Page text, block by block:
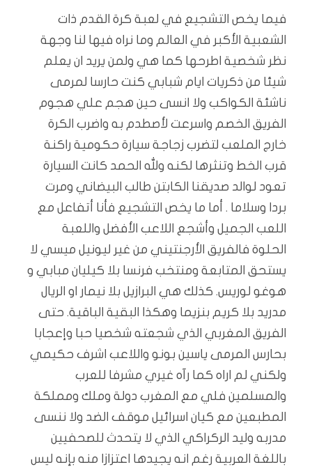
فيما يخص التشجيع في لعبة كرة القدم ذات
الشعبية الأكبر في العالم وما نراه فيها لنا وجهة
نظر شخصية اطرحها كما هي ولمن يريد ان يعلم
شيئا من ذكريات ايام شبابي كنت حارسا لمرمى
ناشئة الكواكب ولا انسى حين هجم علي هجوم
الفريق الخصم واسرعت لأصطدم به واضرب الكرة
خارج الملعب لتضرب زجاجة سيارة حكومية راكنة
قرب الخط وتنثرها لكنه ولله الحمد كانت السيارة
تعود لوالد صديقنا الكابتن طالب البيضاني ومرت
بردا وسلاما . أما ما يخص التشجيع فأنا أتفاعل مع
اللعب الجميل وأشجع اللاعب الأفضل واللعبة
الحلوة فالفريق الأرجنتيني من غير ليونيل ميسي لا
يستحق المتابعة ومنتخب فرنسا بلا كيليان مبابي و
هوغو لوريس. كذلك هي البرازيل بلا نيمار او الريال
مدريد بلا كريم بنزيما وهكذا البقية الباقية. حتى
الفريق المغربي الذي شجعته شخصيا حبا وإعجابا
بحارس المرمى ياسين بونو واللاعب اشرف حكيمي
ولكني لم اراه كما رآه غيري مشرفا للعرب
والمسلمين فلي مع المغرب دولة وملك ومملكة
المطبعين مع كيان اسرائيل موقف الضد ولا ننسى
مدربه وليد الركراكي الذي لا يتحدث للصحفيين
باللغة العربية رغم انه يجيدها اعتزازا منه بإنه ليس